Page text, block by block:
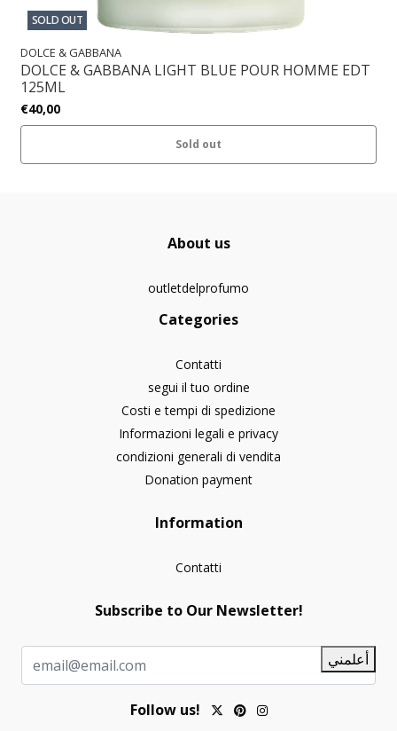
SOLD OUT
DOLCE & GABBANA
DOLCE & GABBANA LIGHT BLUE POUR HOMME EDT
125ML
€40,00
Sold out
About us
outletdelprofumo
Categories
Contatti
segui il tuo ordine
Costi e tempi di spedizione
Informazioni legali e privacy
condizioni generali di vendita
Donation payment
Information
Contatti
Subscribe to Our Newsletter!
أعلمني
Follow us!